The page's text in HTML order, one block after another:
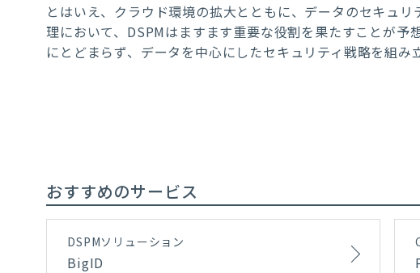
とはいえ、クラウド環境の拡大とともに、データのセキュ
理において、DSPMはますます重要な役割を果たすことが予
にとどまらず、データを中心にしたセキュリティ戦略を組み
おすすめのサービス
DSPMソリューション
BigID